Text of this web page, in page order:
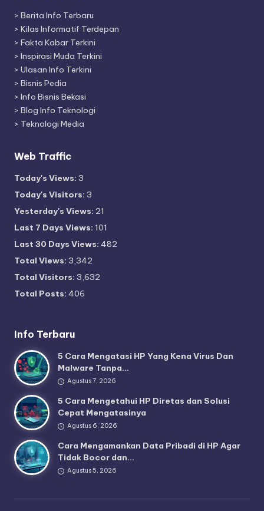
> Berita Info Terbaru
> Kilas Informatif Terdepan
> Fakta Kabar Terkini
> Inspirasi Muda Terkini
> Ulasan Info Terkini
> Bisnis Pedia
> Info Bisnis Bekasi
> Blog Info Teknologi
> Teknologi Media
Web Traffic
Today's Views: 3
Today's Visitors: 3
Yesterday's Views: 21
Last 7 Days Views: 101
Last 30 Days Views: 482
Total Views: 3,342
Total Visitors: 3,632
Total Posts: 406
Info Terbaru
5 Cara Mengatasi HP Yang Kena Virus Dan
Malware Tanpa…
Agustus 7, 2026
5 Cara Mengetahui HP Diretas dan Solusi
Cepat Mengatasinya
Agustus 6, 2026
Cara Mengamankan Data Pribadi di HP Agar
Tidak Bocor dan…
Agustus 5, 2026